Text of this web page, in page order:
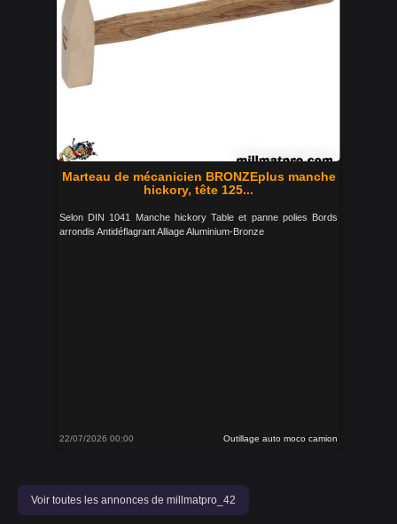
Marteau de mécanicien BRONZEplus manche
hickory, tête 125...
Selon DIN 1041 Manche hickory Table et panne polies Bords
arrondis Antidéflagrant Alliage Aluminium-Bronze
22/07/2026 00:00 Outillage auto moco camion
Voir toutes les annonces de millmatpro_42